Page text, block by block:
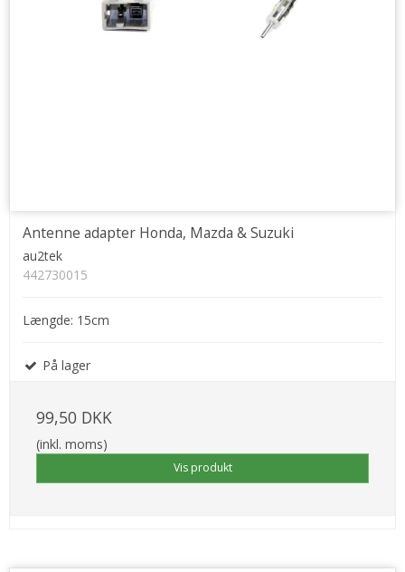
Antenne adapter Honda, Mazda & Suzuki
au2tek
442730015
Længde: 15cm
På lager
99,50 DKK
(inkl. moms)
Vis produkt